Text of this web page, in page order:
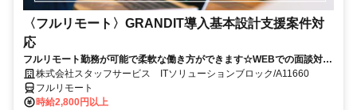
〈フルリモート〉GRANDIT導入基本設計支援案件対
応
フルリモート勤務が可能で柔軟な働き方ができます☆WEBでの面談対応
が可能です！基本設計から携われる案件です♪
株式会社スタッフサービス ITソリューションブロック/A11660
フルリモート
時給2,800円以上